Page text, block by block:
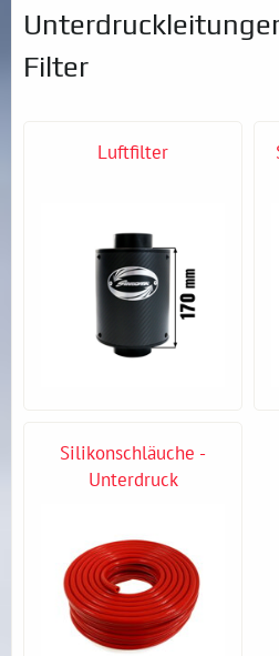
Filter
Luftfilter
Silikonschläuche -
Unterdruck